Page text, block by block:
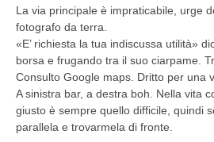
La via principale è impraticabile, urge
fotografo da terra.
«E’ richiesta la tua indiscussa utilità»
borsa e frugando tra il suo ciarpame.
Consulto Google maps. Dritto per una
A sinistra bar, a destra boh. Nella vita
giusto è sempre quello difficile, quindi
parallela e trovarmela di fronte.